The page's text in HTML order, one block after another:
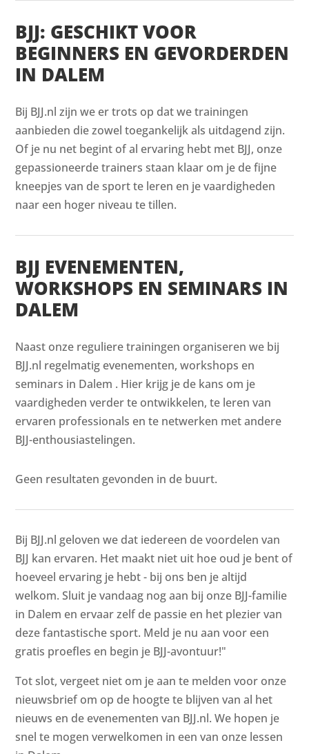
BJJ: GESCHIKT VOOR
BEGINNERS EN GEVORDERDEN
IN DALEM
Bij BJJ.nl zijn we er trots op dat we trainingen
aanbieden die zowel toegankelijk als uitdagend zijn.
Of je nu net begint of al ervaring hebt met BJJ, onze
gepassioneerde trainers staan klaar om je de fijne
kneepjes van de sport te leren en je vaardigheden
naar een hoger niveau te tillen.
BJJ EVENEMENTEN,
WORKSHOPS EN SEMINARS IN
DALEM
Naast onze reguliere trainingen organiseren we bij
BJJ.nl regelmatig evenementen, workshops en
seminars in Dalem . Hier krijg je de kans om je
vaardigheden verder te ontwikkelen, te leren van
ervaren professionals en te netwerken met andere
BJJ-enthousiastelingen.
Geen resultaten gevonden in de buurt.
Bij BJJ.nl geloven we dat iedereen de voordelen van
BJJ kan ervaren. Het maakt niet uit hoe oud je bent of
hoeveel ervaring je hebt - bij ons ben je altijd
welkom. Sluit je vandaag nog aan bij onze BJJ-familie
in Dalem en ervaar zelf de passie en het plezier van
deze fantastische sport. Meld je nu aan voor een
gratis proefles en begin je BJJ-avontuur!"
Tot slot, vergeet niet om je aan te melden voor onze
nieuwsbrief om op de hoogte te blijven van al het
nieuws en de evenementen van BJJ.nl. We hopen je
snel te mogen verwelkomen in een van onze lessen